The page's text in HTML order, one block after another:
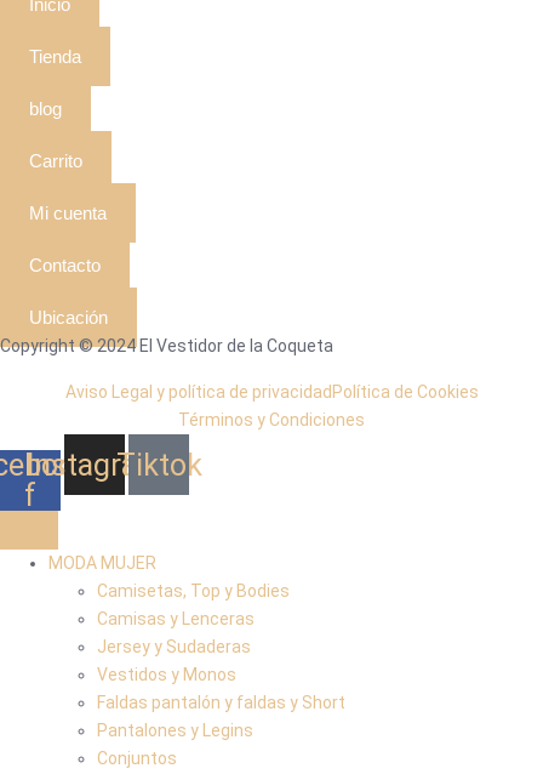
Inicio
Tienda
blog
Carrito
Mi cuenta
Contacto
Ubicación
Copyright © 2024 El Vestidor de la Coqueta
Aviso Legal y política de privacidad Política de Cookies
Términos y Condiciones
f
Instagram
Tiktok
MODA MUJER
Camisetas, Top y Bodies
Camisas y Lenceras
Jersey y Sudaderas
Vestidos y Monos
Faldas pantalón y faldas y Short
Pantalones y Legins
Conjuntos